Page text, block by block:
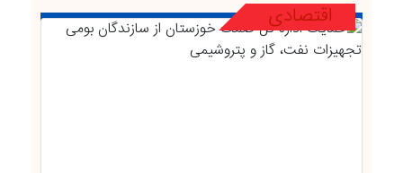
اقتصادی